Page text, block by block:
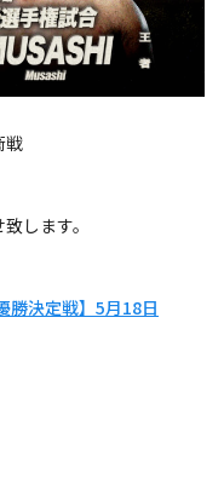
戦
します。
勝決定戦】5月18日